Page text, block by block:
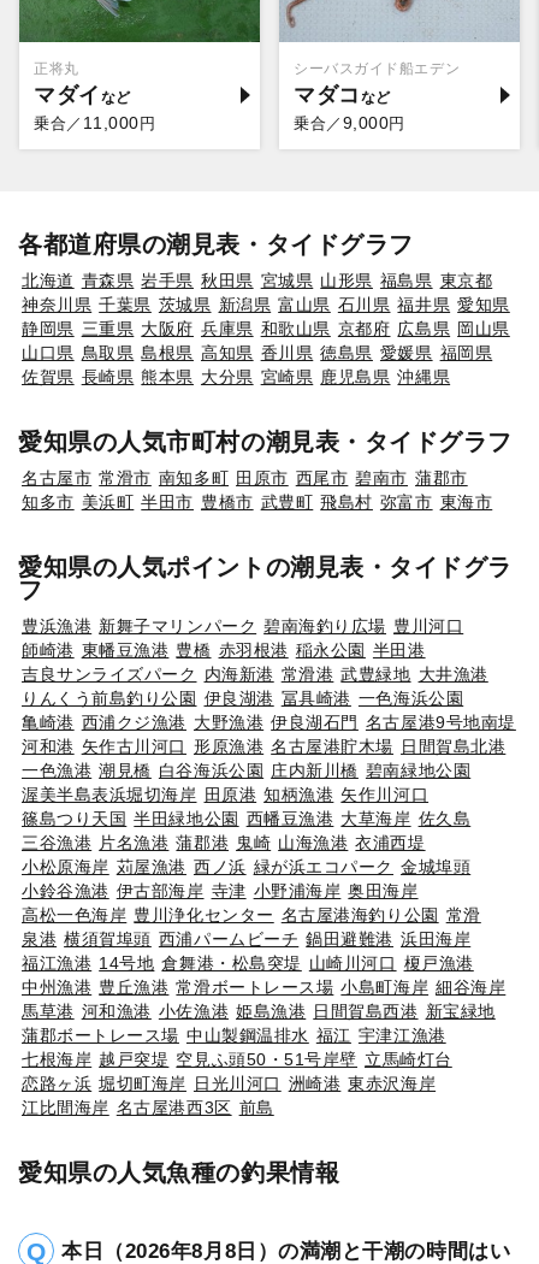
正将丸
マダイ
乗合／ 11,000円
シーバスガイド船エデン
マダコ
乗合／ 9,000円
各都道府県の潮見表・タイドグラフ
北海道 青森県 岩手県 秋田県 宮城県 山形県 福島県 東京都
神奈川県 千葉県 茨城県 新潟県 富山県 石川県 福井県 愛知県
静岡県 三重県 大阪府 兵庫県 和歌山県 京都府 広島県 岡山県
山口県 鳥取県 島根県 高知県 香川県 徳島県 愛媛県 福岡県
佐賀県 長崎県 熊本県 大分県 宮崎県 鹿児島県 沖縄県
愛知県の人気市町村の潮見表・タイドグラフ
名古屋市 常滑市 南知多町 田原市 西尾市 碧南市 蒲郡市
知多市 美浜町 半田市 豊橋市 武豊町 飛島村 弥富市 東海市
愛知県の人気ポイントの潮見表・タイドグラ
フ
豊浜漁港 新舞子マリンパーク 碧南海釣り広場 豊川河口
師崎港 東幡豆漁港 豊橋 赤羽根港 稲永公園 半田港
吉良サンライズパーク
内海新港 常滑港 武豊緑地 大井漁港
りんくう前島釣り公園 伊良湖港 冨具崎港 一色海浜公園
亀崎港 西浦クジ漁港 大野漁港 伊良湖石門 名古屋港9号地南堤
河和港 矢作古川河口 形原漁港 名古屋港貯木場 日間賀島北港
一色漁港 潮見橋 白谷海浜公園 庄内新川橋 碧南緑地公園
渥美半島表浜堀切海岸 田原港 知柄漁港 矢作川河口
篠島つり天国 半田緑地公園 西幡豆漁港 大草海岸 佐久島
三谷漁港 片名漁港 蒲郡港 鬼崎 山海漁港 衣浦西堤
小松原海岸 苅屋漁港 西ノ浜 緑が浜エコパーク 金城埠頭
小鈴谷漁港 伊古部海岸 寺津 小野浦海岸 奥田海岸
高松一色海岸 豊川浄化センター 名古屋港海釣り公園 常滑
泉港 横須賀埠頭 西浦パームビーチ 鍋田避難港 浜田海岸
福江漁港 14号地 倉舞港・松島突堤 山崎川河口 榎戸漁港
中州漁港 豊丘漁港 常滑ボートレース場 小島町海岸 細谷海岸
馬草港 河和漁港 小佐漁港 姫島漁港 日間賀島西港 新宝緑地
蒲郡ボートレース場 中山製鋼温排水 福江 宇津江漁港
七根海岸 越戸突堤 空見ふ頭50・51号岸壁 立馬崎灯台
恋路ヶ浜 堀切町海岸 日光川河口 洲崎港 東赤沢海岸
江比間海岸 名古屋港西3区 前島
愛知県の人気魚種の釣果情報
本日（2026年8月8日）の満潮と干潮の時間はい